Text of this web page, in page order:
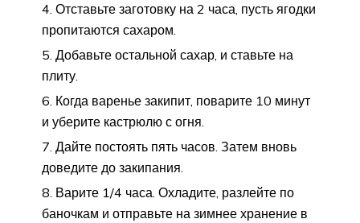
Отставьте заготовку на 2 часа, пусть ягодки
пропитаются сахаром.
Добавьте остальной сахар, и ставьте на
плиту.
Когда варенье закипит, поварите 10 минут
и уберите кастрюлю с огня.
Дайте постоять пять часов. Затем вновь
доведите до закипания.
Варите 1/4 часа. Охладите, разлейте по
баночкам и отправьте на зимнее хранение в